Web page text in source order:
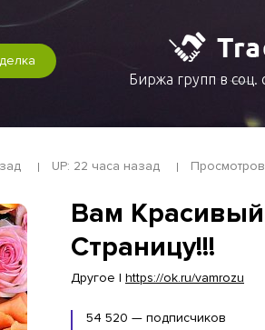
Биржа групп в соц.
UP: 22 часа назад
Вам Красивый
Страницу!!!
Другое | https://ok.ru/vamrozu
54 520 — подписчиков